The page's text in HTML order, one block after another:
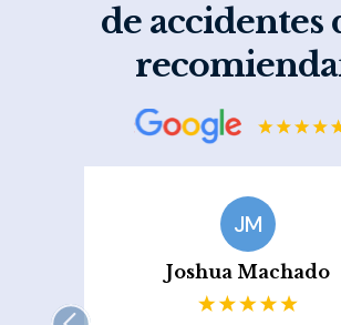
de accidentes
JM
Joshua Machado